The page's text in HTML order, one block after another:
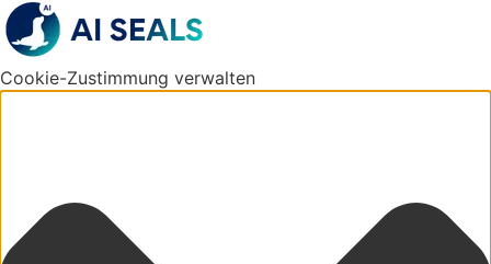
Cookie-Zustimmung verwalten